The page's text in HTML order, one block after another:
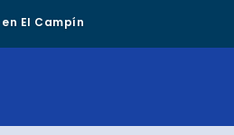
El Campín